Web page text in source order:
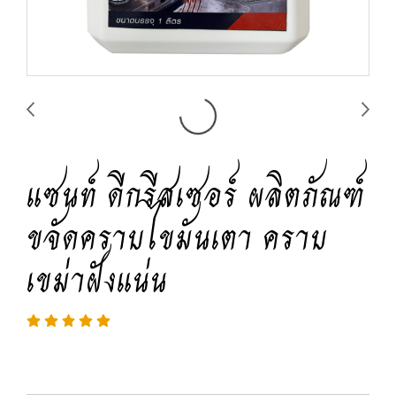
แซนท์ ดีกรีสเซอร์ ผลิตภัณฑ์
ขจัดคราบไขมันเตา คราบ
เขม่าฝังแน่น